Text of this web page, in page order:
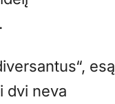
esą
dvi neva